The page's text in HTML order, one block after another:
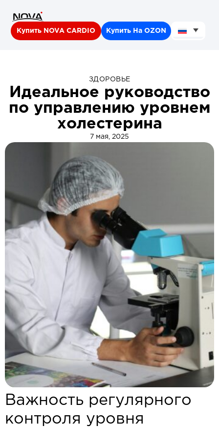
Купить NOVA CARDIO Купить На OZON
ЗДОРОВЬЕ
Идеальное руководство
по управлению уровнем
холестерина
7 мая, 2025
Важность регулярного
контроля уровня